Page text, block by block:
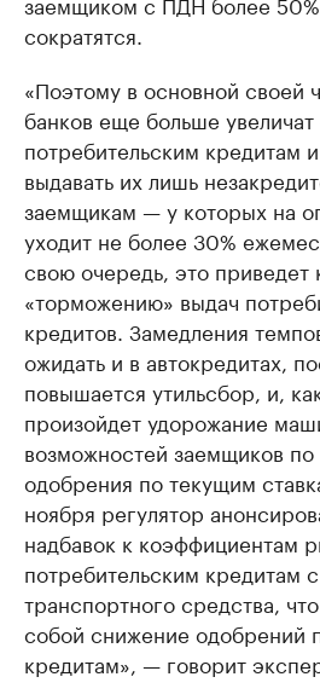
сократятся.
«Поэтому в основной своей
банков еще больше
потребительским кредитам
выдавать их лишь
заемщикам — у которых на
уходит не более 30%
свою очередь, это
«торможению» выдач
кредитов. Замедления
ожидать и в автокредитах,
повышается утильсбор, и,
произойдет удорожание
возможностей заемщиков
одобрения по текущим
ноября регулятор
надбавок к коэффициентам
потребительским кредитам
транспортного средства,
собой снижение одобрений
кредитам», — говорит